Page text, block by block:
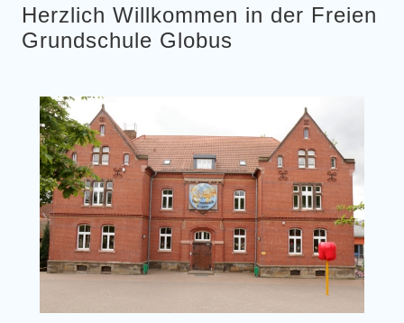
Herzlich Willkommen in der Freien
Grundschule Globus